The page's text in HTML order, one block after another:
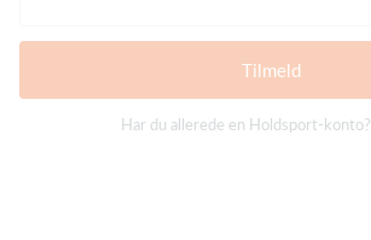
Tilmeld
Har du allerede en Holdsport-konto?